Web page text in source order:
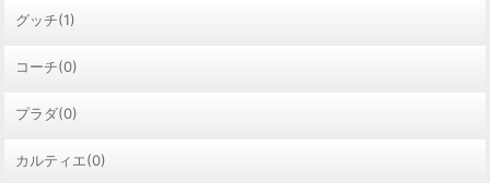
グッチ(1)
コーチ(0)
プラダ(0)
カルティエ(0)